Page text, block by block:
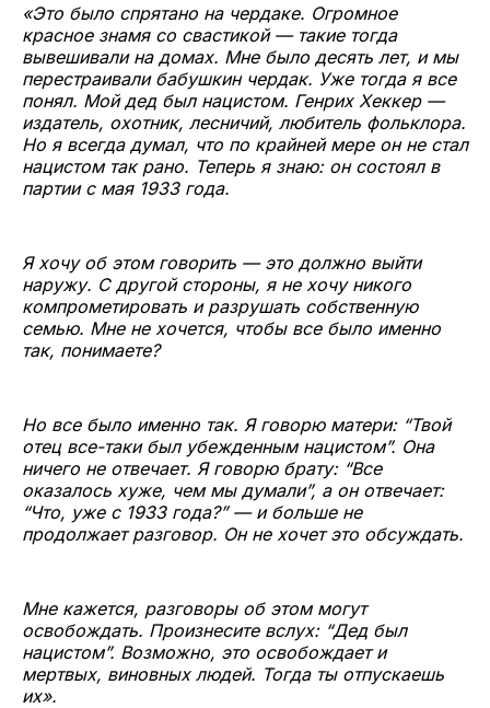
«Это было спрятано на чердаке. Огромное
красное знамя со свастикой — такие тогда
вывешивали на домах. Мне было десять лет, и мы
перестраивали бабушкин чердак. Уже тогда я все
понял. Мой дед был нацистом. Генрих Хеккер —
издатель, охотник, лесничий, любитель фольклора.
Но я всегда думал, что по крайней мере он не стал
нацистом так рано. Теперь я знаю: он состоял в
партии с мая 1933 года.
Я хочу об этом говорить — это должно выйти
наружу. С другой стороны, я не хочу никого
компрометировать и разрушать собственную
семью. Мне не хочется, чтобы все было именно
так, понимаете?
Но все было именно так. Я говорю матери: “Твой
отец все-таки был убежденным нацистом”. Она
ничего не отвечает. Я говорю брату: “Все
оказалось хуже, чем мы думали”, а он отвечает:
“Что, уже с 1933 года?” — и больше не
продолжает разговор. Он не хочет это обсуждать.
Мне кажется, разговоры об этом могут
освобождать. Произнесите вслух: “Дед был
нацистом”. Возможно, это освобождает и
мертвых, виновных людей. Тогда ты отпускаешь
их».